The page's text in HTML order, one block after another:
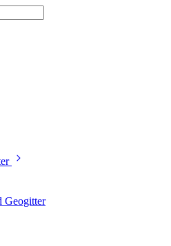
Geogitter